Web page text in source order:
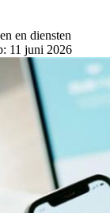
en diensten
11 juni 2026